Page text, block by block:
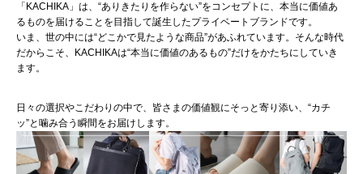
「KACHIKA」は、“ありきたりを作らない”をコンセプトに、本当に価値あ
るものを届けることを目指して誕生したプライベートブランドです。
いま、世の中には“どこかで見たような商品”があふれています。そんな時代
だからこそ、KACHIKAは“本当に価値のあるもの”だけをかたちにしていき
ます。
日々の選択やこだわりの中で、皆さまの価値観にそっと寄り添い、“カチ
ッ”と噛み合う瞬間をお届けします。